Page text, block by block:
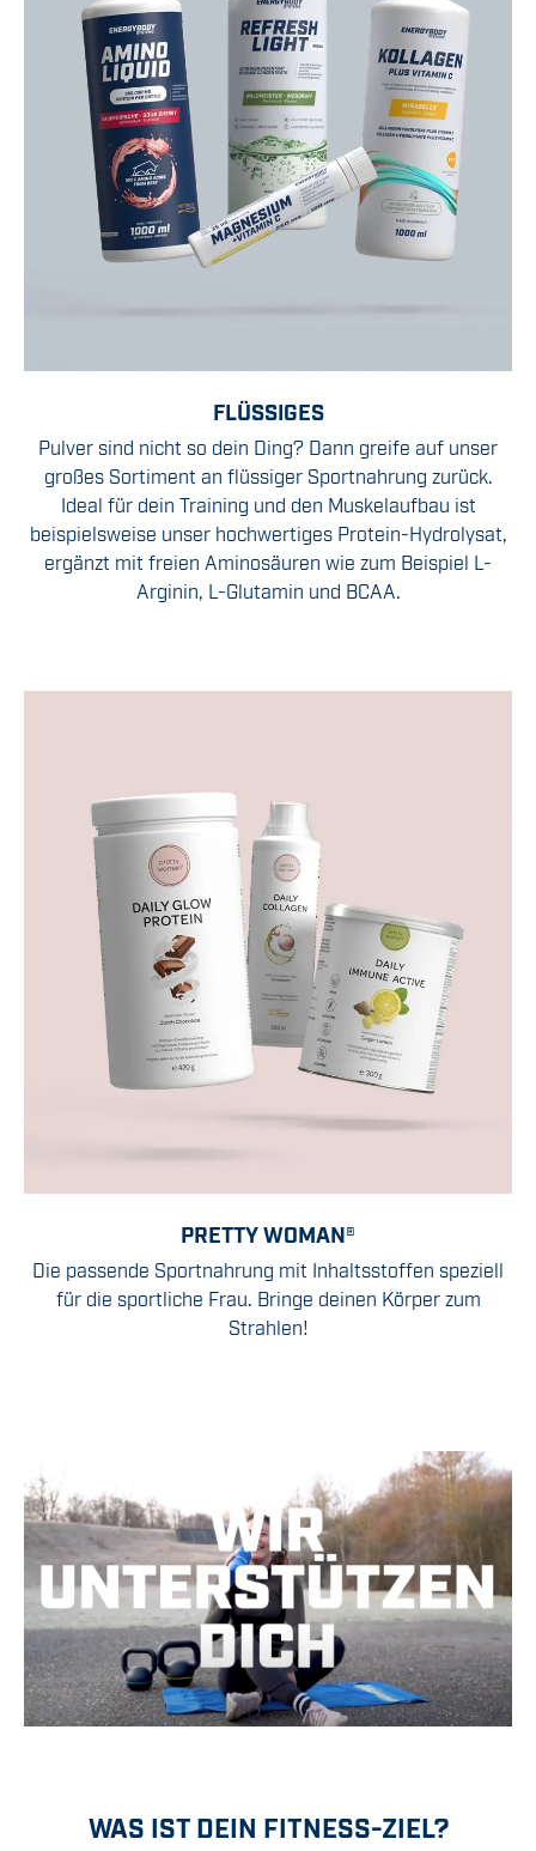
FLÜSSIGES
Pulver sind nicht so dein Ding? Dann greife auf unser
großes Sortiment an flüssiger Sportnahrung zurück.
Ideal für dein Training und den Muskelaufbau ist
beispielsweise unser hochwertiges Protein-Hydrolysat,
ergänzt mit freien Aminosäuren wie zum Beispiel L-
Arginin, L-Glutamin und BCAA.
PRETTY WOMAN®
Die passende Sportnahrung mit Inhaltsstoffen speziell
für die sportliche Frau. Bringe deinen Körper zum
Strahlen!
WAS IST DEIN FITNESS-ZIEL?